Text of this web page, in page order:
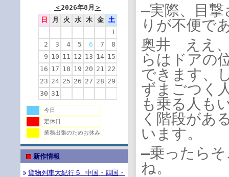
＜2026年8月 ＞
日
月 火 水 木 金
土
1
2
3 4 5 6 7
8
9 10 11 12 13 14 15
16 17 18 19 20 21 22
23 24 25 26 27 28 29
30 31
今日
定休日
業務出張のためお休み
新作情報
貨物列車大紀行５ 中国・四国・
―実際、目
りが不便で
奥井 ええ、
らはドアの
できます、
ずまごつく
も乗る人も
く階段があ
います。
―乗ったら
ね。